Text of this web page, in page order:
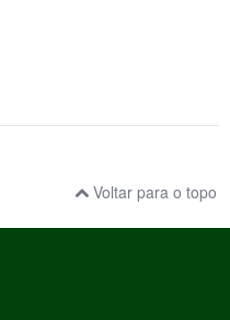
Voltar para o topo